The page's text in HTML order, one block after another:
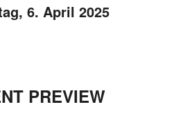
6. April 2025
PREVIEW